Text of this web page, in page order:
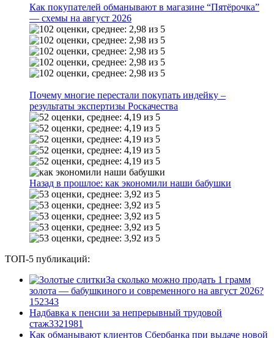
Как покупателей обманывают в магазине “Пятёрочка”
— схемы на август 2026
Почему многие перестали покупать индейку –
результаты экспертизы Роскачества
Назад в прошлое: как экономили наши бабушки
ТОП-5 публикаций:
За сколько можно продать 1 грамм
золота — бабушкиного и современного на август 2026?
1 52343
Надбавка к пенсии за непрерывный трудовой
стаж3321981
Как обманывают клиентов Сбербанка при выдаче новой